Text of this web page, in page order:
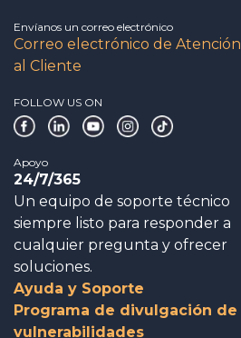
Envíanos un correo electrónico
Correo electrónico de Atención
al Cliente
FOLLOW US ON
Apoyo
24/7/365
Un equipo de soporte técnico
siempre listo para responder a
cualquier pregunta y ofrecer
soluciones.
Ayuda y Soporte
Programa de divulgación de
vulnerabilidades